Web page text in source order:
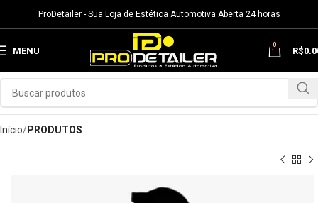
ProDetailer - Sua Loja de Estética Automotiva Aberta 24 horas
MENU
0
R$
Início PRODUTOS